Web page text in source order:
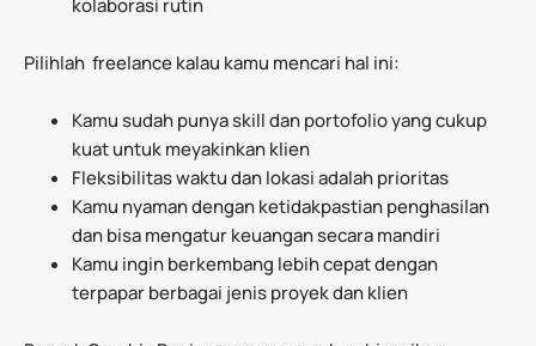
Pilihlah freelance kalau kamu mencari hal ini:
Kamu sudah punya skill dan portofolio yang cukup
kuat untuk meyakinkan klien
Fleksibilitas waktu dan lokasi adalah prioritas
Kamu nyaman dengan ketidakpastian penghasilan
dan bisa mengatur keuangan secara mandiri
Kamu ingin berkembang lebih cepat dengan
terpapar berbagai jenis proyek dan klien